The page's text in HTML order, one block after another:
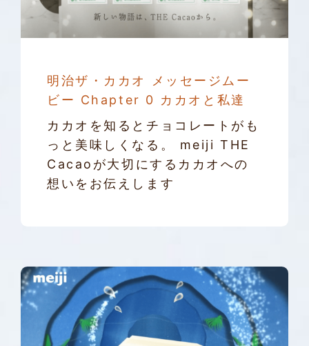
ペアリング診断 with KAORIUM
スペシャルムービー
明治ザ・カカオ メッセージムー
ビー Chapter 0 カカオと私達
カカオを知るとチョコレートがも
っと美味しくなる。 meiji THE
Cacaoが大切にするカカオへの
想いをお伝えします